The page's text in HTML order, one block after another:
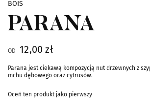
BOIS
PARANA
OD 12,00 zł
Parana jest ciekawą kompozycją nut drzewnych z
mchu dębowego oraz cytrusów.
Oceń ten produkt jako pierwszy